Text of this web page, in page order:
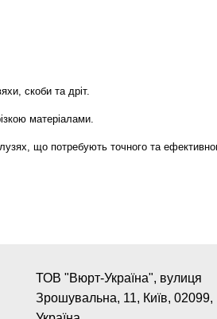
скоби та дріт.
матеріалами.
що потребують точного та
ТОВ "Вюрт-Україна", вулиця
Зрошувальна, 11, Київ, 02099,